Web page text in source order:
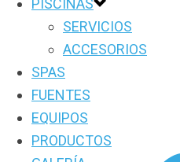
PISCINAS
SERVICIOS
ACCESORIOS
SPAS
FUENTES
EQUIPOS
PRODUCTOS